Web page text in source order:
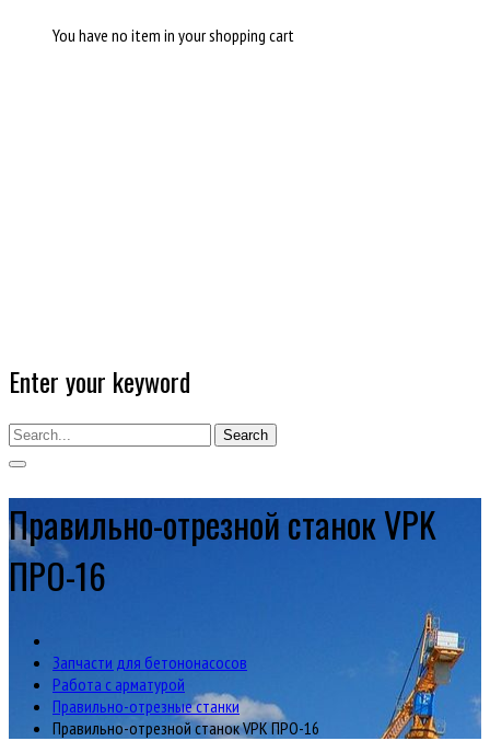
You have no item in your shopping cart
Enter your keyword
Search
Правильно-отрезной станок VPK
ПРО-16
Запчасти для бетононасосов
Работа с арматурой
Правильно-отрезные станки
Правильно-отрезной станок VPK ПРО-16